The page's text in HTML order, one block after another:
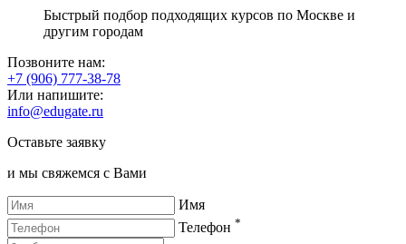
Быстрый подбор подходящих курсов по Москве и
другим городам
Позвоните нам:
+7 (906) 777-38-78
Или напишите:
info@edugate.ru
Оставьте заявку
и мы свяжемся с Вами
Имя
Телефон *